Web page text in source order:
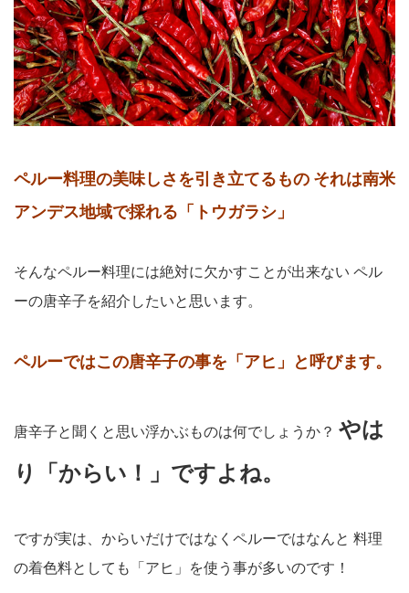
ペルー料理の美味しさを引き立てるもの それは南米
アンデス地域で採れる「トウガラシ」
そんなペルー料理には絶対に欠かすことが出来ない ペル
ーの唐辛子を紹介したいと思います。
ペルーではこの唐辛子の事を「アヒ」と呼びます。
唐辛子と聞くと思い浮かぶものは何でしょうか？ やは
り「からい！」ですよね。
ですが実は、からいだけではなくペルーではなんと 料理
の着色料としても「アヒ」を使う事が多いのです！